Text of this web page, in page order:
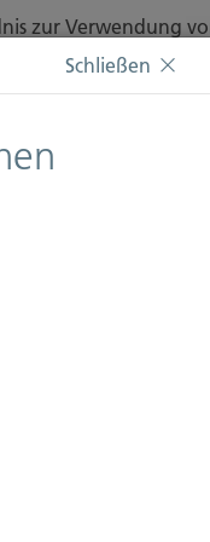
zur Verwendung
Schließen